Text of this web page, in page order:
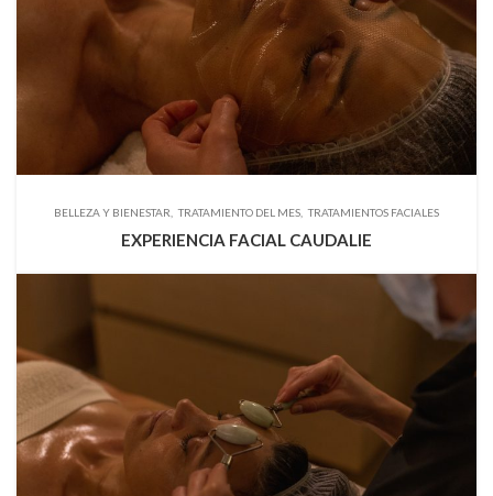
BELLEZA Y BIENESTAR TRATAMIENTO DEL MES TRATAMIENTOS FACIALES
EXPERIENCIA FACIAL CAUDALIE